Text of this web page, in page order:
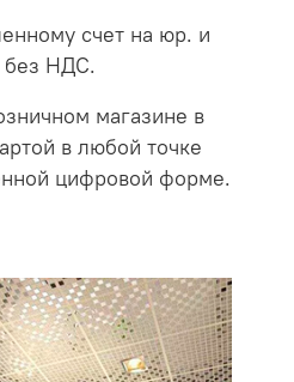
счет на юр. и
НДС.
магазине в
в любой точке
цифровой форме.